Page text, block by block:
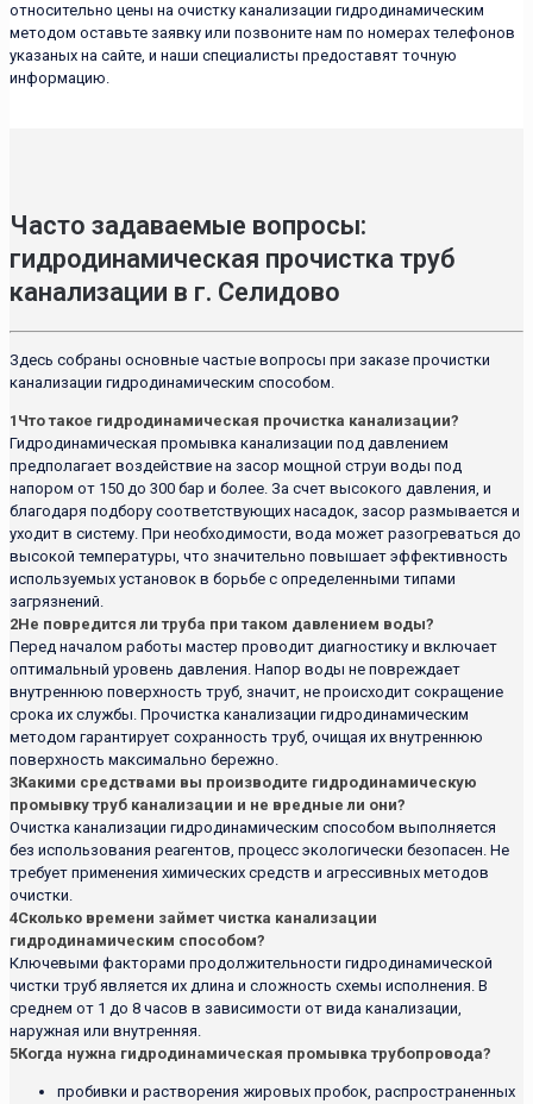
относительно цены на очистку канализации гидродинамическим
методом оставьте заявку или позвоните нам по номерах телефонов
указаных на сайте, и наши специалисты предоставят точную
информацию.
Часто задаваемые вопросы:
гидродинамическая прочистка труб
канализации в г. Селидово
Здесь собраны основные частые вопросы при заказе прочистки
канализации гидродинамическим способом.
1 Что такое гидродинамическая прочистка канализации?
Гидродинамическая промывка канализации под давлением
предполагает воздействие на засор мощной струи воды под
напором от 150 до 300 бар и более. За счет высокого давления, и
благодаря подбору соответствующих насадок, засор размывается и
уходит в систему. При необходимости, вода может разогреваться до
высокой температуры, что значительно повышает эффективность
используемых установок в борьбе с определенными типами
загрязнений.
2Не повредится ли труба при таком давлением воды?
Перед началом работы мастер проводит диагностику и включает
оптимальный уровень давления. Напор воды не повреждает
внутреннюю поверхность труб, значит, не происходит сокращение
срока их службы. Прочистка канализации гидродинамическим
методом гарантирует сохранность труб, очищая их внутреннюю
поверхность максимально бережно.
3Какими средствами вы производите гидродинамическую
промывку труб канализации и не вредные ли они?
Очистка канализации гидродинамическим способом выполняется
без использования реагентов, процесс экологически безопасен. Не
требует применения химических средств и агрессивных методов
очистки.
4Сколько времени займет чистка канализации
гидродинамическим способом?
Ключевыми факторами продолжительности гидродинамической
чистки труб является их длина и сложность схемы исполнения. В
среднем от 1 до 8 часов в зависимости от вида канализации,
наружная или внутренняя.
5Когда нужна гидродинамическая промывка трубопровода?
пробивки и растворения жировых пробок, распространенных